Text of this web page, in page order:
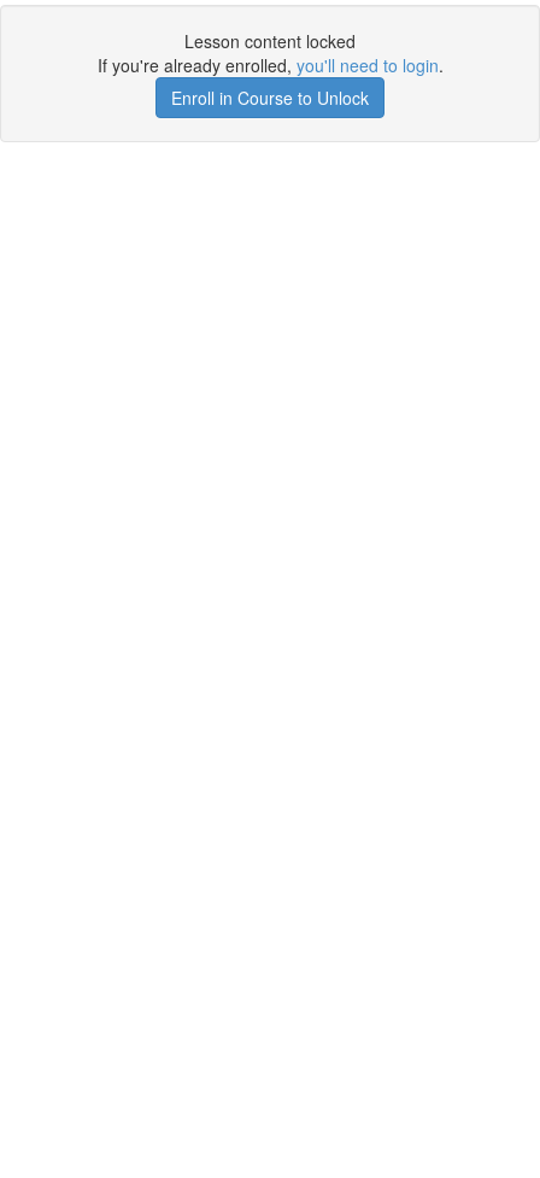
Lesson content locked
If you're already enrolled, you'll need to login.
Enroll in Course to Unlock